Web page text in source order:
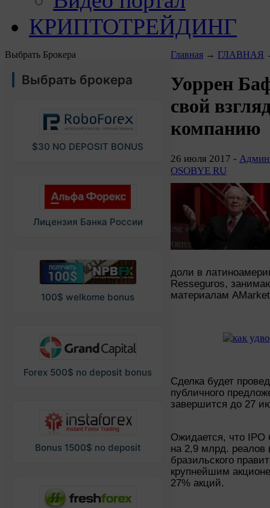
КРИПТОТРЕЙДИНГ
Выбрать Брокера
Выбрать брокера
$30 NO DEPOSIT BONUS
Лицензия Банка России
100$ welkome bonus
Forex 500$ no deposit bonus
Bonus 1500$ no deposit
Главная → ГЛАВНАЯ
Уоррен
свой
компанию
26 июля 2017 -
OSOBYE RU
доли в
Resseguros,
материалам
Сделка будет
публичного
завершится до 27
Ожидается, что IPO
на 2,9 млрд.
бразильского
крупнейшим
27% акций.